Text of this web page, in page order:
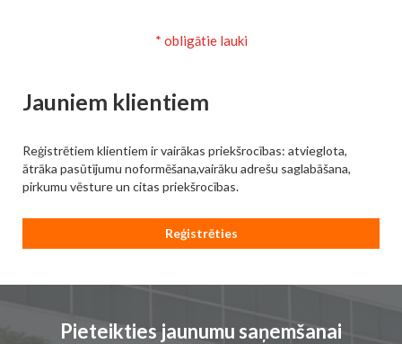
Jauniem klientiem
Reģistrētiem klientiem ir vairākas priekšrocības: atvieglota,
ātrāka pasūtījumu noformēšana,vairāku adrešu saglabāšana,
pirkumu vēsture un citas priekšrocības.
Reģistrēties
Pieteikties jaunumu saņemšanai